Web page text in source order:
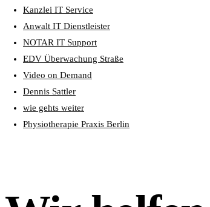
Kanzlei IT Service
Anwalt IT Dienstleister
NOTAR IT Support
EDV Überwachung Straße
Video on Demand
Dennis Sattler
wie gehts weiter
Physiotherapie Praxis Berlin